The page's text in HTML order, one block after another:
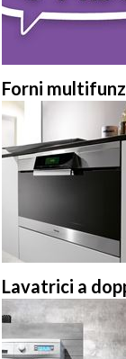
Forni
Lavatrici a